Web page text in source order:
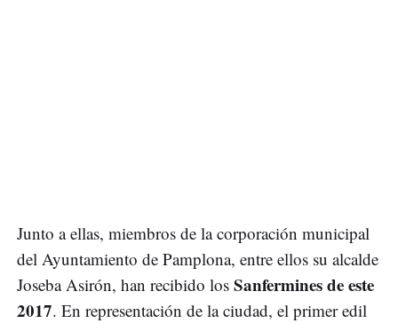
Junto a ellas, miembros de la corporación municipal
del Ayuntamiento de Pamplona, entre ellos su alcalde
Joseba Asirón, han recibido los Sanfermines de este
2017. En representación de la ciudad, el primer edil